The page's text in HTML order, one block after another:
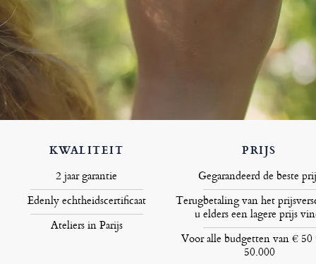
KWALITEIT
2 jaar garantie
Edenly echtheidscertificaat
Ateliers in Parijs
PRIJS
Gegarandeerd de beste
Terugbetaling van het
u elders een lagere prijs
Voor alle budgetten van €
50.000